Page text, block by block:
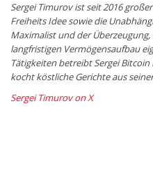
Sergei Timurov ist seit 2016
Freiheits Idee sowie die
Maximalist und der
langfristigen Vermögensaufbau
Tätigkeiten betreibt Sergei
kocht köstliche Gerichte aus
Sergei Timurov on X